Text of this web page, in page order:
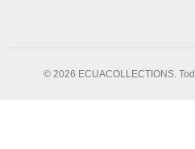
© 2026 ECUACOLLECTIONS.